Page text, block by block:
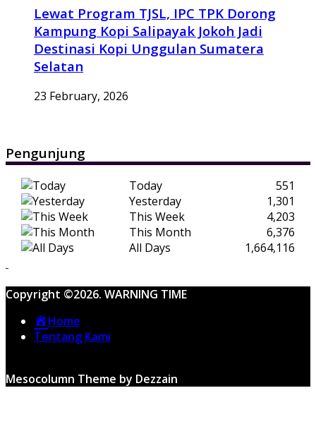
Lewat Program TJSL, IPC TPK Dorong
Kampung Kopi Salipayak Jokoh Jadi
Destinasi Kopi Unggulan Sumatera
Selatan
23 February, 2026
Pengunjung
Today
551
Yesterday
1,301
This Week
4,203
This Month
6,376
All Days
1,664,116
Copyright ©2026. WARNING TIME
Home
Tentang Kami
Mesocolumn Theme by Dezzain